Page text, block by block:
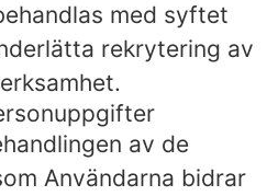
med syftet
rekrytering av
av de
Användarna bidrar